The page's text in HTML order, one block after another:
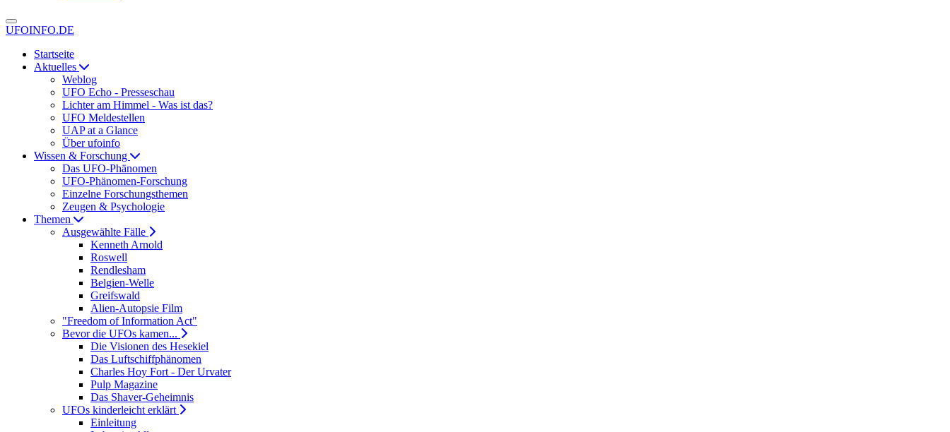
UFOINFO.DE
Startseite
Aktuelles
Weblog
UFO Echo - Presseschau
Lichter am Himmel - Was ist das?
UFO Meldestellen
UAP at a Glance
Über ufoinfo
Wissen & Forschung
Das UFO-Phänomen
UFO-Phänomen-Forschung
Einzelne Forschungsthemen
Zeugen & Psychologie
Themen
Ausgewählte Fälle
Kenneth Arnold
Roswell
Rendlesham
Belgien-Welle
Greifswald
Alien-Autopsie Film
"Freedom of Information Act"
Bevor die UFOs kamen...
Die Visionen des Hesekiel
Das Luftschiffphänomen
Charles Hoy Fort - Der Urvater
Pulp Magazine
Das Shaver-Geheimnis
UFOs kinderleicht erklärt
Einleitung